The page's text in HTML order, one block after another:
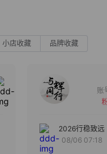
小店收藏 品牌收藏
2026行稳致远
08/06 07:18